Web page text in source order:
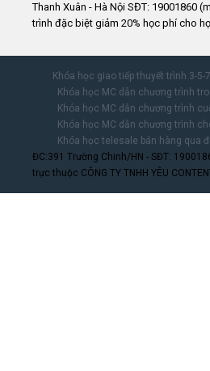
Thanh Xuân - Hà Nội SĐT: 19001860
trình đặc biệt giảm 20% học phí cho
Khóa học giao tiếp thuyết trình 3-5-7
Khóa học MC dẫn chương trình
Khóa học MC dẫn chương trình
Khóa học MC dẫn chương trình
Khóa học telesale bán hàng qua
ĐC:391 Trường Chinh/HN - SĐT:
trực thuộc CÔNG TY TNHH YÊU